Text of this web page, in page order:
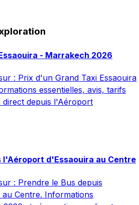
- Marrakech 2026
: Prix d'un Grand Taxi Essaouira
essentielles, avis, tarifs
depuis l'Aéroport
l'Aéroport d'Essaouira au Centre
: Prendre le Bus depuis
Centre. Informations